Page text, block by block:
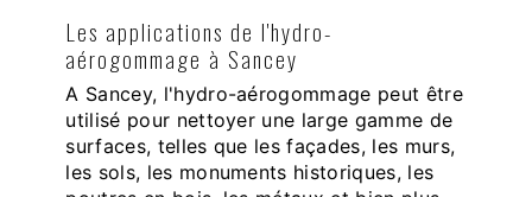
Les applications de l'hydro-
aérogommage à Sancey
A Sancey, l'hydro-aérogommage peut être
utilisé pour nettoyer une large gamme de
surfaces, telles que les façades, les murs,
les sols, les monuments historiques, les